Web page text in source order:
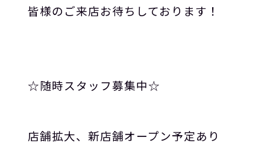
皆様のご来店お待ちしております！
☆随時スタッフ募集中☆
店舗拡大、新店舗オープン予定あり